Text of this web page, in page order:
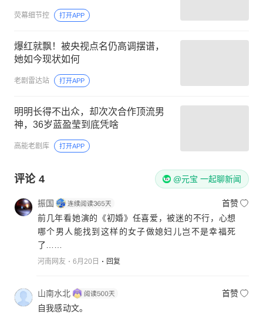
荧幕细节控 打开APP
爆红就飘！被央视点名仍高调摆谱，
她如今现状如何
老剧雷达站 打开APP
明明长得不出众，却次次合作顶流男
神，36岁蓝盈莹到底凭啥
高能老剧库 打开APP
评论 4 @元宝 一起聊新闻
振国
首赞
前几年看她演的《初婚》任喜爱，被迷的不行，心想
哪个男人能找到这样的女子做媳妇儿岂不是幸福死
了……
河南网友 6月20日 回复
山南水北
首赞
自我感动文。